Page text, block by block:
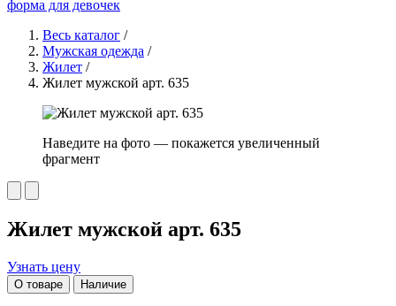
форма для девочек
Весь каталог /
Мужская одежда /
Жилет /
Жилет мужской арт. 635
Наведите на фото — покажется увеличенный
фрагмент
Жилет мужской арт. 635
Узнать цену
О товаре Наличие